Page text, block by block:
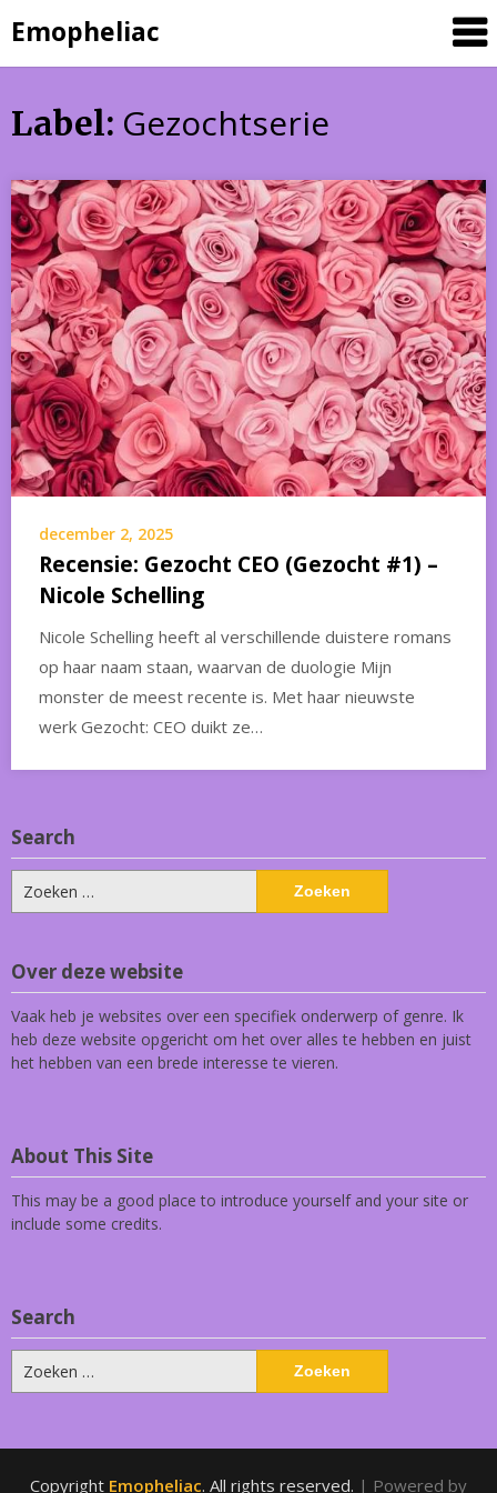
to
content
Emopheliac
Label: Gezochtserie
december 2, 2025
Recensie: Gezocht CEO (Gezocht #1) –
Nicole Schelling
Nicole Schelling heeft al verschillende duistere romans
op haar naam staan, waarvan de duologie Mijn
monster de meest recente is. Met haar nieuwste
werk Gezocht: CEO duikt ze…
Search
Zoeken
naar:
Over deze website
Vaak heb je websites over een specifiek onderwerp of genre. Ik
heb deze website opgericht om het over alles te hebben en juist
het hebben van een brede interesse te vieren.
About This Site
This may be a good place to introduce yourself and your site or
include some credits.
Search
Zoeken
naar:
Copyright Emopheliac. All rights reserved. | Powered by